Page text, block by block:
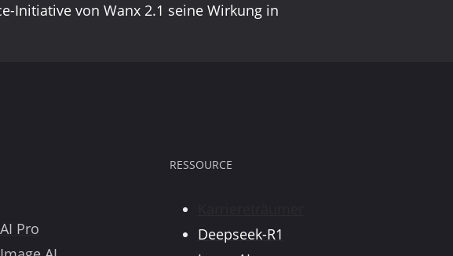
Initiative von Wanx 2.1 seine Wirkung in
Pro
RESSOURCE
Deepseek-R1